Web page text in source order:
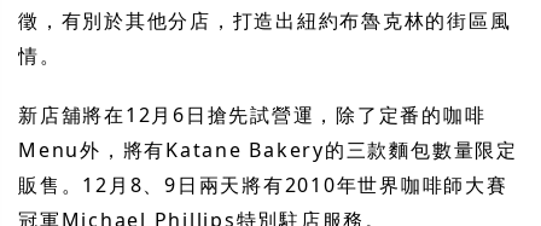
徵，有別於其他分店，打造出紐約布魯克林的街區風
情。
新店舖將在12月6日搶先試營運，除了定番的咖啡
Menu外，將有Katane Bakery的三款麵包數量限定
販售。12月8、9日兩天將有2010年世界咖啡師大賽
冠軍Michael Phillips特別駐店服務。